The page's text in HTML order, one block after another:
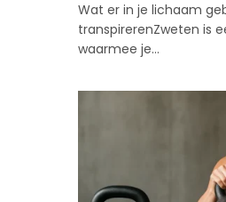
Wat er in je lichaam
transpirerenZweten is
waarmee je…